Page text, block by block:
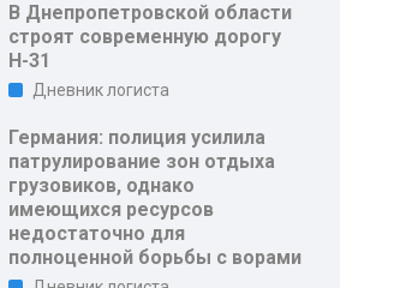
В Днепропетровской области
строят современную дорогу
Н-31
Дневник логиста
Германия: полиция усилила
патрулирование зон отдыха
грузовиков, однако
имеющихся ресурсов
недостаточно для
полноценной борьбы с ворами